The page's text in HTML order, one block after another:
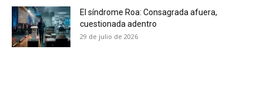
No te pierdas de las
El síndrome Roa: Consagrada afuera,
cuestionada adentro
29 de julio de 2026